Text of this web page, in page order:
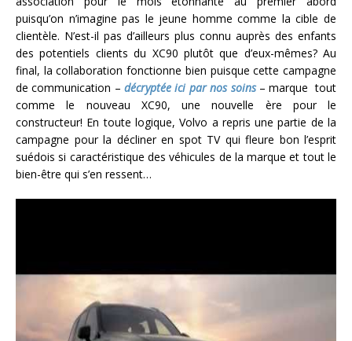
puisqu’on n’imagine pas le jeune homme comme la cible de
clientèle. N’est-il pas d’ailleurs plus connu auprès des enfants
des potentiels clients du XC90 plutôt que d’eux-mêmes? Au
final, la collaboration fonctionne bien puisque cette campagne
de communication –décryptée ici par nos soins– marque tout
comme le nouveau XC90, une nouvelle ère pour le
constructeur! En toute logique, Volvo a repris une partie de la
campagne pour la décliner en spot TV qui fleure bon l’esprit
suédois si caractéristique des véhicules de la marque et tout le
bien-être qui s’en ressent…